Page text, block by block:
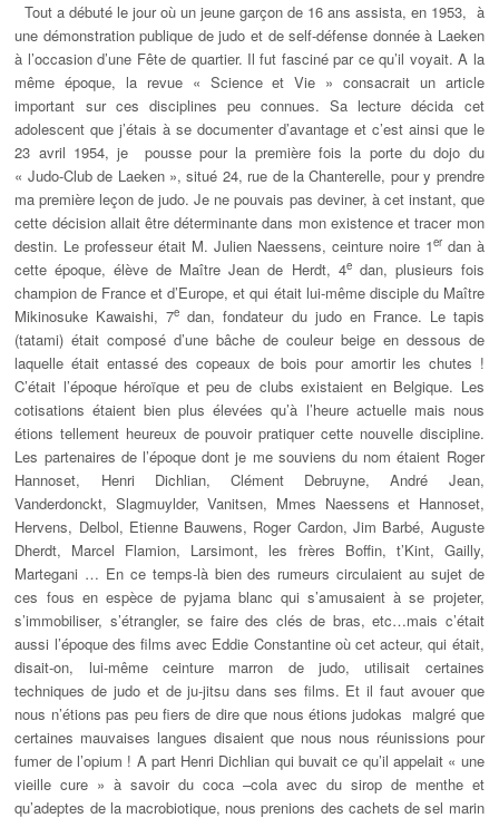
Tout a débuté le jour où un jeune garçon de 16 ans assista, en 1953, à
une démonstration publique de judo et de self-défense donnée à Laeken
à l’occasion d’une Fête de quartier. Il fut fasciné par ce qu’il voyait. A la
même époque, la revue « Science et Vie » consacrait un article
important sur ces disciplines peu connues. Sa lecture décida cet
adolescent que j’étais à se documenter d’avantage et c’est ainsi que le
23 avril 1954, je pousse pour la première fois la porte du dojo du
« Judo-Club de Laeken », situé 24, rue de la Chanterelle, pour y prendre
ma première leçon de judo. Je ne pouvais pas deviner, à cet instant, que
cette décision allait être déterminante dans mon existence et tracer mon
destin. Le professeur était M. Julien Naessens, ceinture noire 1erdan à
cette époque, élève de Maître Jean de Herdt, 4edan, plusieurs fois
champion de France et d’Europe, et qui était lui-même disciple du Maître
Mikinosuke Kawaishi, 7e dan, fondateur du judo en France. Le tapis
(tatami) était composé d’une bâche de couleur beige en dessous de
laquelle était entassé des copeaux de bois pour amortir les chutes !
C’était l’époque héroïque et peu de clubs existaient en Belgique. Les
cotisations étaient bien plus élevées qu’à l’heure actuelle mais nous
étions tellement heureux de pouvoir pratiquer cette nouvelle discipline.
Les partenaires de l’époque dont je me souviens du nom étaient Roger
Hannoset, Henri Dichlian, Clément Debruyne, André Jean,
Vanderdonckt, Slagmuylder, Vanitsen, Mmes Naessens et Hannoset,
Hervens, Delbol, Etienne Bauwens, Roger Cardon, Jim Barbé, Auguste
Dherdt, Marcel Flamion, Larsimont, les frères Boffin, t’Kint, Gailly,
Martegani … En ce temps-là bien des rumeurs circulaient au sujet de
ces fous en espèce de pyjama blanc qui s’amusaient à se projeter,
s’immobiliser, s’étrangler, se faire des clés de bras, etc…mais c’était
aussi l’époque des films avec Eddie Constantine où cet acteur, qui était,
disait-on, lui-même ceinture marron de judo, utilisait certaines
techniques de judo et de ju-jitsu dans ses films. Et il faut avouer que
nous n’étions pas peu fiers de dire que nous étions judokas malgré que
certaines mauvaises langues disaient que nous nous réunissions pour
fumer de l’opium ! A part Henri Dichlian qui buvait ce qu’il appelait « une
vieille cure » à savoir du coca –cola avec du sirop de menthe et
qu’adeptes de la macrobiotique, nous prenions des cachets de sel marin